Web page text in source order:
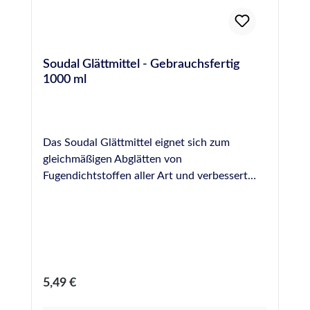
Soudal Glättmittel - Gebrauchsfertig
1000 ml
Das Soudal Glättmittel eignet sich zum
gleichmäßigen Abglätten von
Fugendichtstoffen aller Art und verbessert
Dabei entfällt das sonst übliche Verdünnen
der Glättmittelkonzentrate vieler anderer
Regulärer Preis:
5,49 €